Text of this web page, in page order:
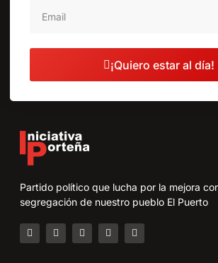
¡Quiero estar al día!
Partido político que lucha por la mejora
segregación de nuestro pueblo El Puerto